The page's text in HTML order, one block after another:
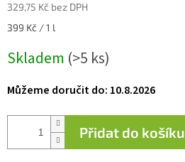
329,75 Kč bez DPH
Měrná
399 Kč / 1 l
Skladem (>5 ks)
Můžeme doručit do: 10.8.2026
Přidat do košíku